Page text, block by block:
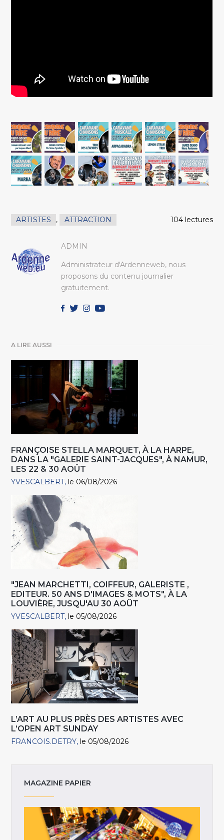
ARTISTES , ATTRACTION 104 lectures
ADMIN
Administrateur d'Ardenneweb, nous
proposons du contenu journalier
gratuitement.
A LIRE AUSSI
FRANÇOISE STELLA MARQUET, À LA HARPE,
DANS LA "GALERIE SAINT-JACQUES", À NAMUR,
LES 22 & 30 AOÛT
YVESCALBERT le 06/08/2026
"JEAN MARCHETTI, COIFFEUR, GALERISTE ,
EDITEUR. 50 ANS D'IMAGES & MOTS", À LA
LOUVIÈRE, JUSQU'AU 30 AOÛT
YVESCALBERT le 05/08/2026
L’ART AU PLUS PRÈS DES ARTISTES AVEC
L’OPEN ART SUNDAY
FRANCOIS.DETRY le 05/08/2026
MAGAZINE PAPIER